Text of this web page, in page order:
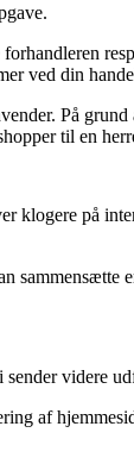
ved din
På
til en
klogere på
sammensætte
sender videre
af